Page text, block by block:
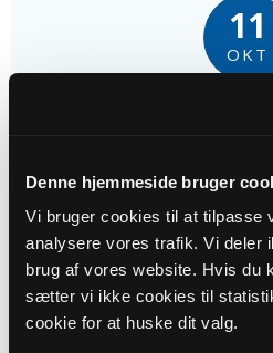
Denne hjemmeside bruger
Vi bruger cookies til at tilpasse
analysere vores trafik. Vi deler
brug af vores website. Hvis du
sætter vi ikke cookies til
cookie for at huske dit valg.
11
OKT